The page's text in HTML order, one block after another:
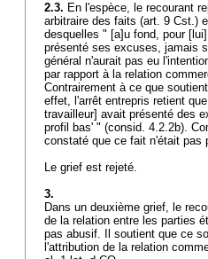
2.3. En l'espèce, le recourant
arbitraire des faits (art. 9 Cst.)
desquelles " [a]u fond, pour
présenté ses excuses, jamais
général n'aurait pas eu
par rapport à la relation
Contrairement à ce que
effet, l'arrêt entrepris retient
travailleur] avait présenté des
profil bas' " (consid. 4.2.2b).
constaté que ce fait n'était pas
Le grief est rejeté.
3.
Dans un deuxième grief, le
de la relation entre les parties
pas abusif. Il soutient que ce
l'attribution de la relation